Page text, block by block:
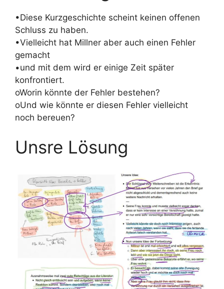
•Diese Kurzgeschichte scheint keinen offenen
Schluss zu haben.
•Vielleicht hat Millner aber auch einen Fehler
gemacht
•und mit dem wird er einige Zeit später
konfrontiert.
oWorin könnte der Fehler bestehen?
oUnd wie könnte er diesen Fehler vielleicht
noch bereuen?
Unsre Lösung